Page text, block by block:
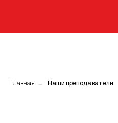
Главная → Наши преподаватели